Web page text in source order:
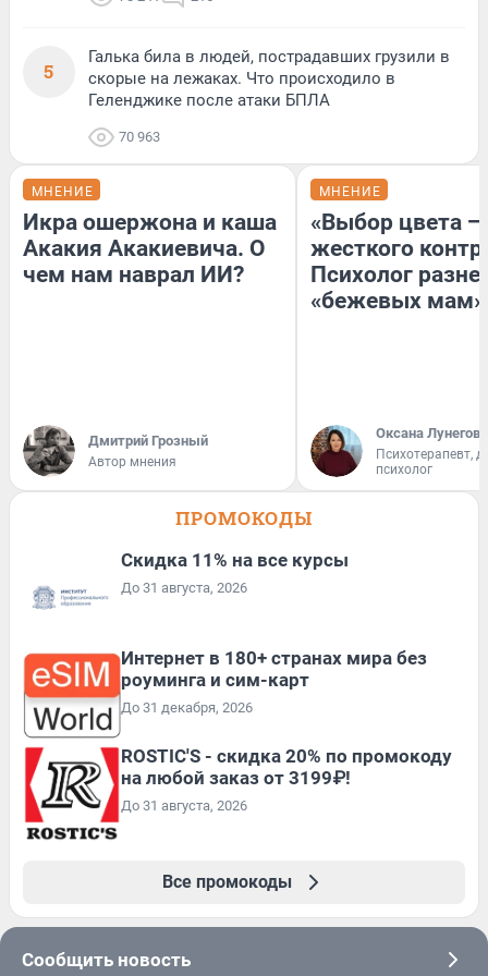
5
Галька била в людей, пострадавших грузили в
скорые на лежаках. Что происходило в
Геленджике после атаки БПЛА
70 963
МНЕНИЕ
Икра ошержона и каша
Акакия Акакиевича. О
чем нам наврал ИИ?
Дмитрий Грозный
Автор мнения
МНЕНИЕ
«Выбор цвета —
жесткого
Психолог
«бежевых мам»
Оксана Лунегова
Психотерапевт,
психолог
ПРОМОКОДЫ
Скидка 11% на все курсы
До 31 августа, 2026
Интернет в 180+ странах мира без
роуминга и сим-карт
До 31 декабря, 2026
ROSTIC'S - скидка 20% по промокоду
на любой заказ от 3199₽!
До 31 августа, 2026
Все промокоды
Сообщить новость